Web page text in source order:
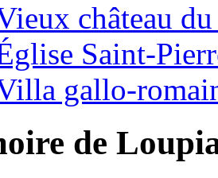
château
Saint-
gallo-
de